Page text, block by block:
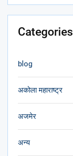
Categories
blog
अकोला महाराष्ट्र
अजमेर
अन्य